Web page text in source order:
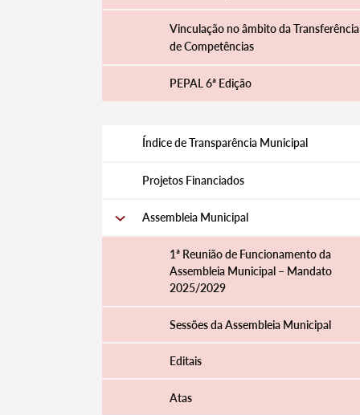
Categorias gerais
Filtros
Vinculação no âmbito da Transferência
de Competências
PEPAL 6ª Edição
Índice de Transparência Municipal
Projetos Financiados
Assembleia Municipal
1ª Reunião de Funcionamento da
Assembleia Municipal – Mandato
2025/2029
Sessões da Assembleia Municipal
Editais
Atas